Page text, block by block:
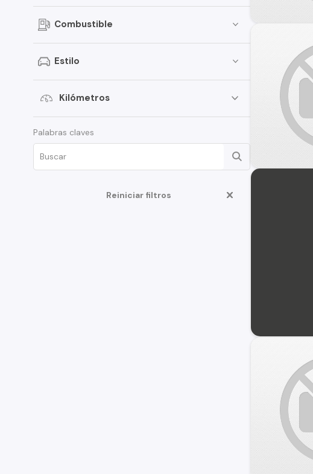
March
Tiida
Note
ALTIMA
D22
Combustible
Estilo
Kilómetros
Palabras claves
Reiniciar filtros